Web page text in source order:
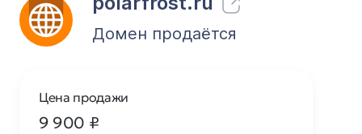
Домен продаётся
Цена продажи
9 900 ₽